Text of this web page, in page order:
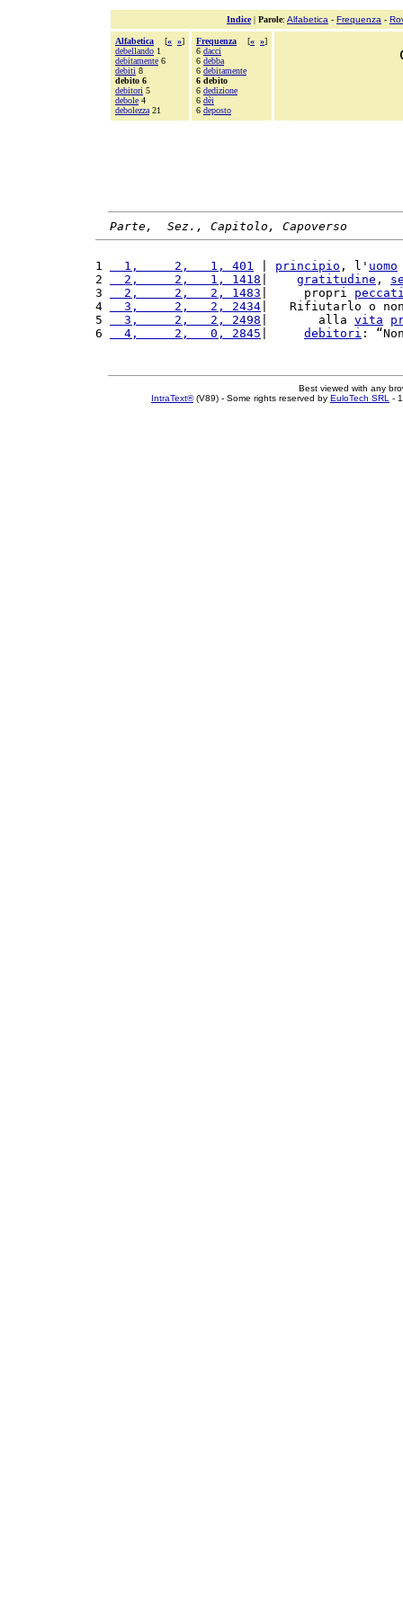
Indice| Parole: Alfabetica - Frequenza -
Alfabetica [« »]
debellando 1
debitamente 6
debiti 8
debito 6
debitori 5
debole 4
debolezza 21
Frequenza [« »]
6 dacci
6 debba
6 debitamente
6 debito
6 dedizione
6 dèi
6 deposto
Parte,  Sez., Capitolo, Capoverso
1
  1,     2,   1, 401
principio , l' uomo
2
  2,     2,   1, 1418
gratitudine ,
3
  2,     2,   2, 1483
|     propri
4
  3,     2,   2, 2434
|   Rifiutarlo o
5
  3,     2,   2, 2498
|       alla vita
6
  4,     2,   0, 2845
debitori :
Best viewed with any
IntraText®(V89) - Some rights reserved by EuloTech SRL -